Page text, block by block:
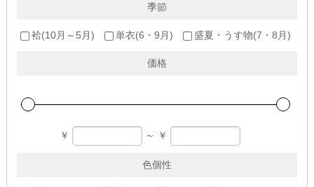
季節
袷(10月～5月) 単衣(6・9月) 盛夏・うす物(7・8月)
価格
￥ ～ ￥
色個性